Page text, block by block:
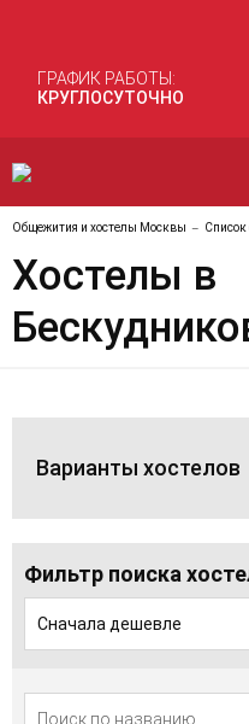
ГРАФИК РАБОТЫ:
КРУГЛОСУТОЧНО
Общежития и хостелы Москвы
Хостелы в
Варианты хостелов
Фильтр поиска
Сначала дешевле